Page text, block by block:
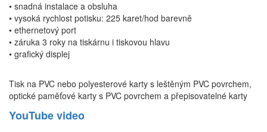
• snadná instalace a obsluha
• vysoká rychlost potisku: 225 karet/hod barevně
• ethernetový port
• záruka 3 roky na tiskárnu i tiskovou hlavu
• grafický displej
Tisk na PVC nebo polyesterové karty s leštěným PVC povrchem,
optické paměťové karty s PVC povrchem a přepisovatelné karty
YouTube video